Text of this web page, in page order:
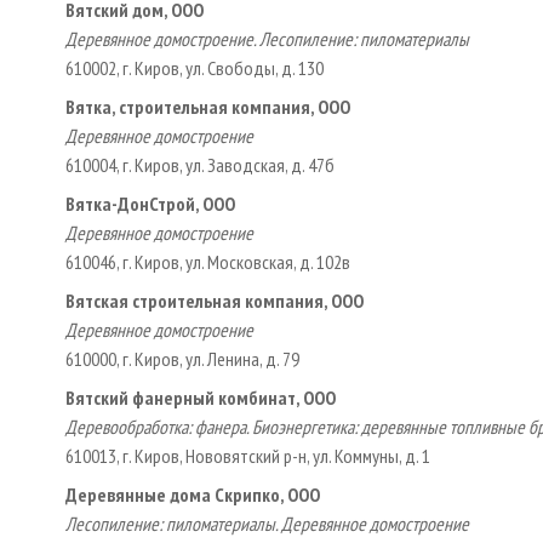
Вятский дом, ООО
Деревянное домостроение. Лесопиление: пиломатериалы
610002, г. Киров, ул. Свободы, д. 130
Вятка, строительная компания, ООО
Деревянное домостроение
610004, г. Киров, ул. Заводская, д. 47б
Вятка-ДонСтрой, ООО
Деревянное домостроение
610046, г. Киров, ул. Московская, д. 102в
Вятская строительная компания, ООО
Деревянное домостроение
610000, г. Киров, ул. Ленина, д. 79
Вятский фанерный комбинат, ООО
Деревообработка: фанера. Биоэнергетика: деревянные топливные
610013, г. Киров, Нововятский р-н, ул. Коммуны, д. 1
Деревянные дома Скрипко, ООО
Лесопиление: пиломатериалы. Деревянное домостроение